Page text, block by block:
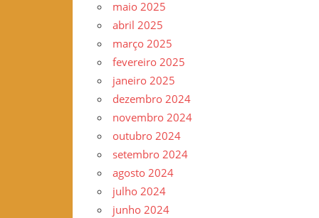
www.gilvander.org.br
www.freigilvander.blogspot.com.br
www.twitter.com/gilvanderluis
facebook:
Gilvander
Moreira
maio 2025
abril 2025
março 2025
fevereiro 2025
janeiro 2025
dezembro 2024
novembro 2024
outubro 2024
setembro 2024
agosto 2024
julho 2024
junho 2024